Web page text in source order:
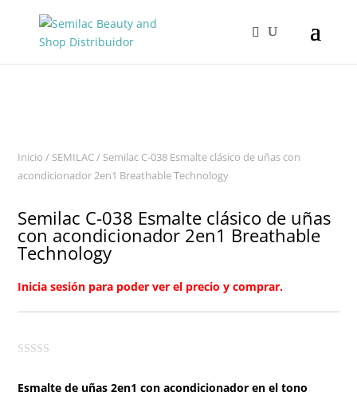
Inicio / SEMILAC/ Semilac C-038 Esmalte clásico de uñas con
acondicionador 2en1 Breathable Technology
Semilac C-038 Esmalte clásico de uñas
con acondicionador 2en1 Breathable
Technology
Inicia sesión para poder ver el precio y comprar.
Esmalte de uñas 2en1 con acondicionador en el tono